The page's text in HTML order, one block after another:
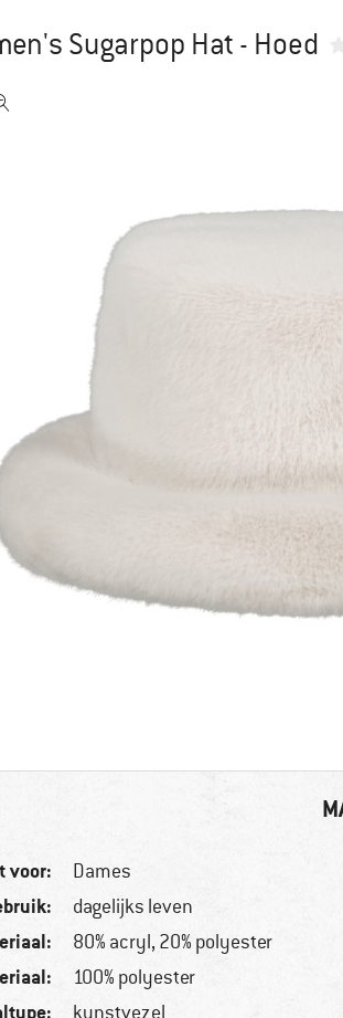
Sugarpop Hat - Hoed
voor: Dames
dagelijks leven
80% acryl, 20% polyester
100% polyester
kunstvezel